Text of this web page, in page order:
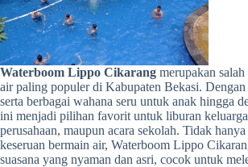
Waterboom Lippo Cikarang merupakan
air paling populer di Kabupaten Bekasi.
serta berbagai wahana seru untuk anak hingga
ini menjadi pilihan favorit untuk liburan
perusahaan, maupun acara sekolah. Tidak
keseruan bermain air, Waterboom Lippo
suasana yang nyaman dan asri, cocok untuk